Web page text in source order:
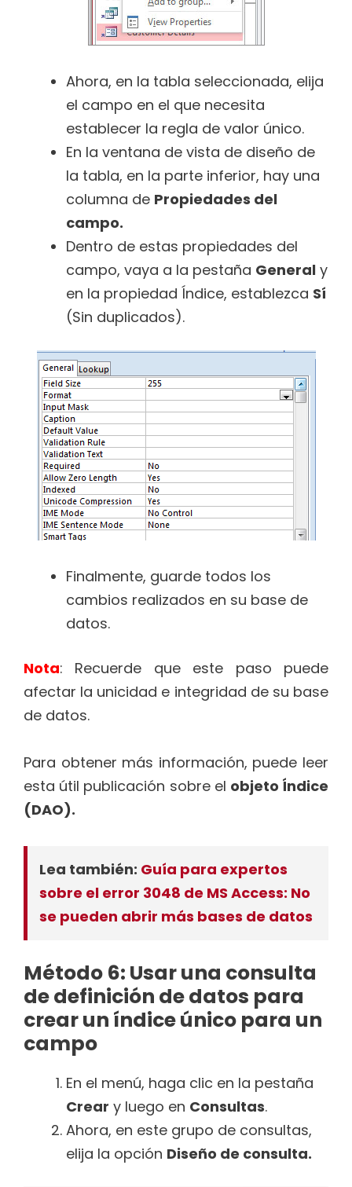
Ahora, en la tabla seleccionada, elija
el campo en el que necesita
establecer la regla de valor único.
En la ventana de vista de diseño de
la tabla, en la parte inferior, hay una
columna de Propiedades del
campo.
Dentro de estas propiedades del
campo, vaya a la pestaña General y
en la propiedad Índice, establezca Sí
(Sin duplicados).
Finalmente, guarde todos los
cambios realizados en su base de
datos.
Nota: Recuerde que este paso puede
afectar la unicidad e integridad de su base
de datos.
Para obtener más información, puede leer
esta útil publicación sobre el objeto Índice
(DAO).
Lea también: Guía para expertos
sobre el error 3048 de MS Access: No
se pueden abrir más bases de datos
Método 6: Usar una consulta
de definición de datos para
crear un índice único para un
campo
En el menú, haga clic en la pestaña
Crear y luego en Consultas.
Ahora, en este grupo de consultas,
elija la opción Diseño de consulta.